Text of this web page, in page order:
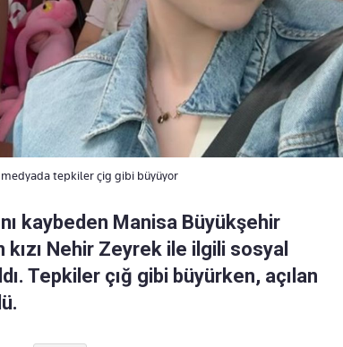
tepkiler çig gibi büyüyor
kaybeden Manisa Büyükşehir
Nehir Zeyrek ile ilgili sosyal
Tepkiler çığ gibi büyürken, açılan